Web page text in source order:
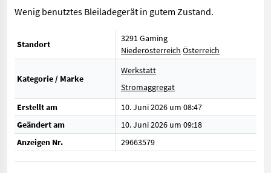
Wenig benutztes Bleiladegerät in gutem Zustand.
Standort
3291 Gaming
Niederösterreich Österreich
Kategorie / Marke
Werkstatt
Stromaggregat
Erstellt am
10. Juni 2026 um 08:47
Geändert am
10. Juni 2026 um 09:18
Anzeigen Nr.
29663579